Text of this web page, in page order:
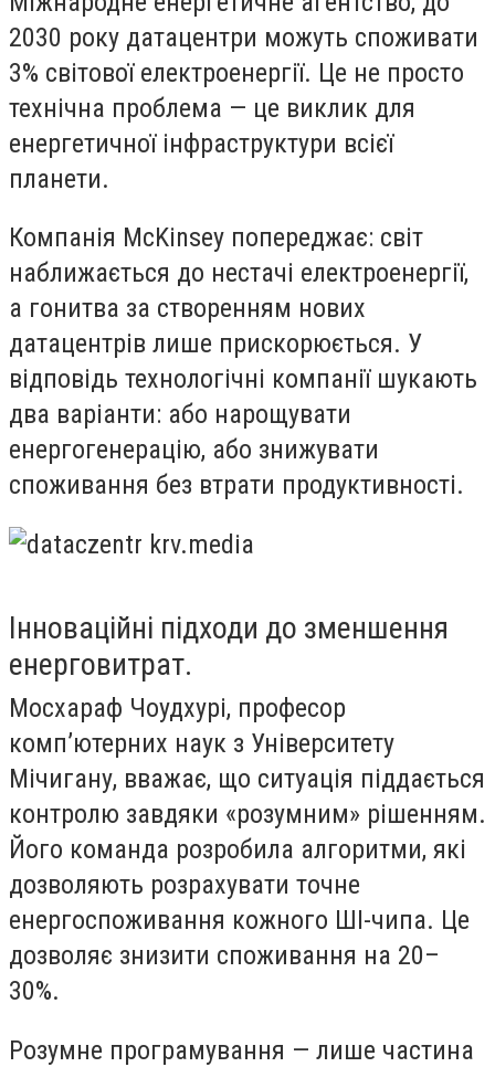
2030 року датацентри можуть споживати
3% світової електроенергії. Це не просто
технічна проблема — це виклик для
енергетичної інфраструктури всієї
планети.
Компанія McKinsey попереджає: світ
наближається до нестачі електроенергії,
а гонитва за створенням нових
датацентрів лише прискорюється. У
відповідь технологічні компанії шукають
два варіанти: або нарощувати
енергогенерацію, або знижувати
споживання без втрати продуктивності.
Інноваційні підходи до зменшення
енерговитрат.
Мосхараф Чоудхурі, професор
комп’ютерних наук з Університету
Мічигану, вважає, що ситуація піддається
контролю завдяки «розумним» рішенням.
Його команда розробила алгоритми, які
дозволяють розрахувати точне
енергоспоживання кожного ШІ-чипа. Це
дозволяє знизити споживання на 20–
30%.
Розумне програмування — лише частина